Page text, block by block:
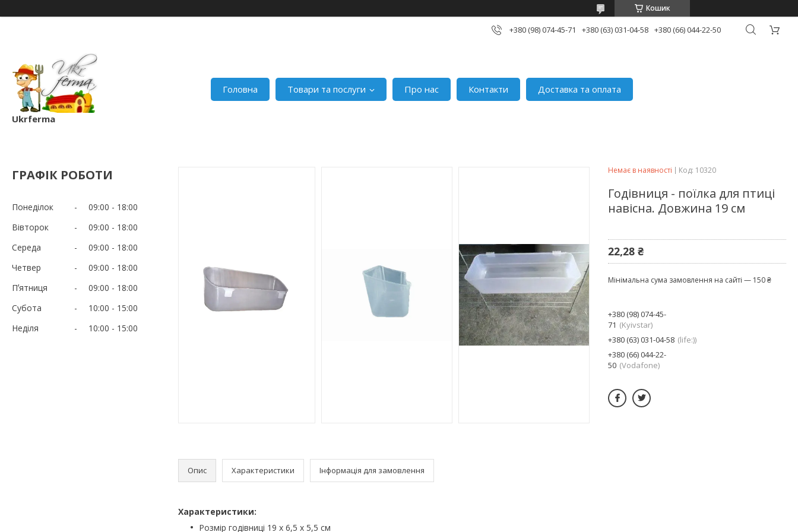
Кошик
+380 (98) 074-45-71 +380 (63) 031-04-58 +380 (66) 044-22-50
Ukrferma
Головна Товари та послуги Про нас Контакти Доставка та оплата
ГРАФІК РОБОТИ
Понеділок 09:00
18:00
Вівторок
09:00
18:00
Середа
09:00
18:00
Четвер
09:00
18:00
Пʼятниця
09:00
18:00
Субота
10:00
15:00
Неділя
10:00 15:00
Опис Характеристики Інформація для замовлення
Характеристики:
Розмір годівниці 19 х 6,5 х 5,5 см
Немає в наявності Код: 10320
Годівниця - поїлка для птиці
навісна. Довжина 19 см
22,28 ₴
Мінімальна сума замовлення на сайті — 150 ₴
+380 (98) 074-45-
71
Kyivstar
+380 (63) 031-04-58 life:)
+380 (66) 044-22-
50 Vodafone